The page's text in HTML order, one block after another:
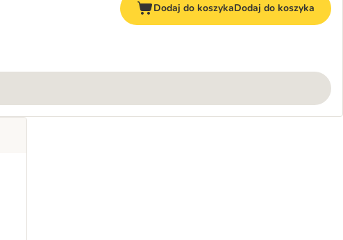
Dodaj do koszykaDodaj do koszyka